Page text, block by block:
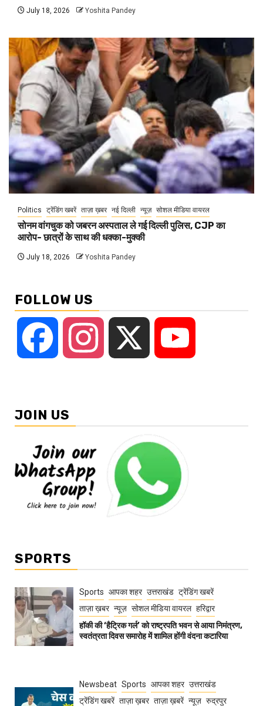
July 18, 2026 Yoshita Pandey
Politics ट्रेंडिंग खबरें ताज़ा ख़बर नई दिल्ली न्यूज़ सोशल मीडिया वायरल
सोनम वांगचुक को जबरन अस्पताल ले गई दिल्ली पुलिस, CJP का
आरोप- छात्रों के साथ की धक्का-मुक्की
July 18, 2026 Yoshita Pandey
FOLLOW US
Facebook Instagram
JOIN US
SPORTS
Sports आपका शहर उत्तराखंड ट्रेंडिंग खबरें
ताज़ा ख़बर न्यूज़ सोशल मीडिया वायरल हरिद्वार
हॉकी की ‘हैट्रिक गर्ल’ को राष्ट्रपति भवन से आया निमंत्रण,
स्वतंत्रता दिवस समारोह में शामिल होंगी वंदना कटारिया
Newsbeat Sports आपका शहर उत्तराखंड
ट्रेंडिंग खबरें ताज़ा ख़बर ताज़ा ख़बरें न्यूज़ रुद्रपुर